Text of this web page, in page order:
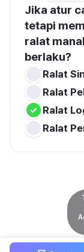
Jika atur
tetapi
ralat
berlaku?
Ralat
Ralat
Ralat
Ralat